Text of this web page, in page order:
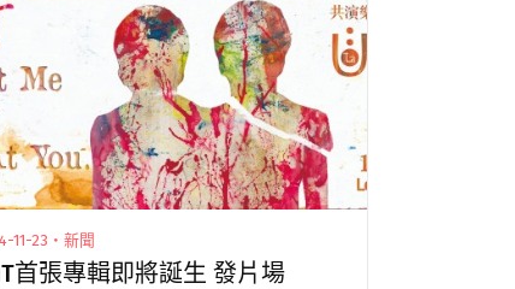
11-23・新聞
首張專輯即將誕生 發片場